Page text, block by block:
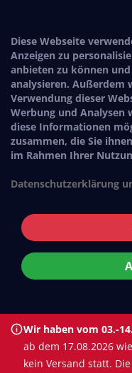
Diese Webseite
Anzeigen zu
anbieten zu können
analysieren. Außerdem
Verwendung dieser
Werbung und Analysen
diese Informationen
zusammen, die Sie
im Rahmen Ihrer
Datenschutzerklärung
Wir haben vom 03.-
ab dem 17.08.2026
kein Versand statt.